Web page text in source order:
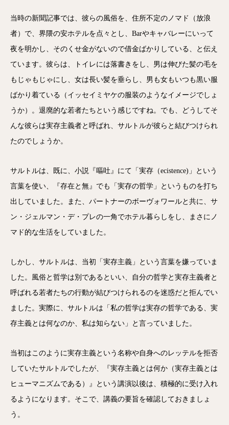
当時の新聞記事では、彼らの風俗を、住所不定のノマド（放浪
者）で、界隈の安ホテルを点々とし、Barやキャバレーにいって
夜を明かし、そのくせ金がないので借金ばかりしている、と伝え
ています。彼らは、トイレには落書きをし、男は伸びた髪の毛を
もじゃもじゃにし、女は長い髪を垂らし、男も女もいつも黒い服
ばかり着ている（イッセイミヤケの服装のようなイメージでしょ
うか）。退廃的な若者たちという感じですね。でも、どうしてそ
んな彼らは実存主義者と呼ばれ、サルトルが彼らと結びつけられ
たのでしょうか。
サルトルは、既に、小説『嘔吐』にて「実存（ecistence)」という
言葉を使い、『存在と無』でも「実存の哲学」というものを打ち
出していました。また、パートナーのボーヴォワールと共に、サ
ン・ジェルマン・デ・プレの一角でホテル暮らしをし、まさにノ
マド的な生活をしていました。
しかし、サルトルは、当初「実存主義」という言葉を嫌っていま
した。風俗と哲学は別であるといい、自分の哲学と実存主義者と
呼ばれる若者たちの行動が結びつけられるのを迷惑だと拒んでい
ました。実際に、サルトルは「私の哲学は実存の哲学である、実
存主義とは何なのか、私は知らない」と言っていました。
当初はこのように実存主義という名称や自身へのレッテルを拒否
していたサルトルでしたが、『実存主義とは何か（実存主義とは
ヒューマニズムである）』という講演以後は、積極的に受け入れ
るようになります。そこで、講義の要旨を確認しておきましょ
う。